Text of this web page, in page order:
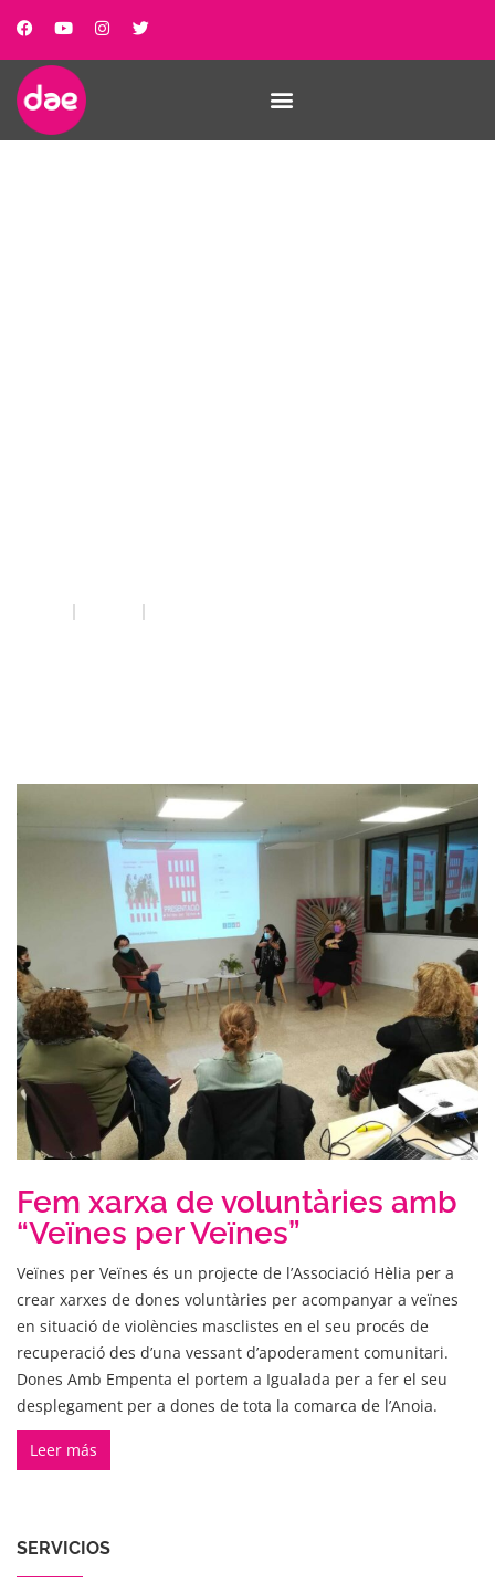
SERVICIOS
Fem xarxa de voluntàries amb
“Veïnes per Veïnes”
Veïnes per Veïnes és un projecte de l’Associació Hèlia per a
crear xarxes de dones voluntàries per acompanyar a veïnes
en situació de violències masclistes en el seu procés de
recuperació des d’una vessant d’apoderament comunitari.
Dones Amb Empenta el portem a Igualada per a fer el seu
desplegament per a dones de tota la comarca de l’Anoia.
Leer más